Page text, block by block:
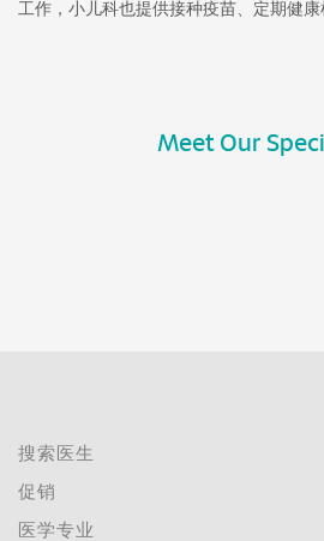
工作，小儿科也提供接种疫苗、定期健康
Meet Our
搜索医生
促销
医学专业